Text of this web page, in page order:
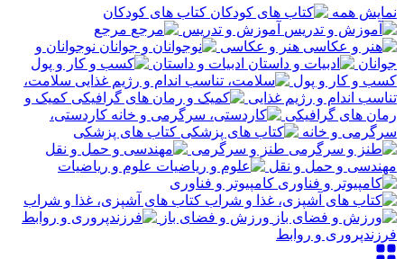
نمایش همه
کتاب های کودکان
آموزش و تدریس
مرجع
هنر و عکاسی
نوجوانان و
جوانان
ادبیات و داستان
کسب و کار و پول
سلامت،
تناسب اندام و رژیم غذایی
کمیک و
رمان های گرافیکی
کاردستی،
سرگرمی و خانه
کتاب های پزشکی
طنز و سرگرمی
مهندسی و حمل و نقل
علوم و ریاضیات
کامپیوتر و فناوری
کتاب های آشپزی، غذا و شراب
ورزش و فضای باز
فرزندپروری و روابط